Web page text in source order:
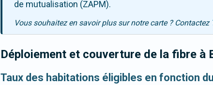
de mutualisation (ZAPM).
Vous souhaitez en savoir plus sur notre carte ? Contactez
Déploiement et couverture de la fibre à
Taux des habitations éligibles en fonction